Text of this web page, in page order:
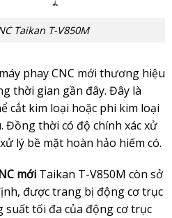
Taikan T-V850M
phay CNC mới thương hiệu
thời gian gần đây. Đây là
cắt kim loại hoặc phi kim loại
Đồng thời có độ chính xác xử
lý bề mặt hoàn hảo hiếm có.
mớiTaikan T-V850M còn sở
được trang bị động cơ trục
suất tối đa của động cơ trục